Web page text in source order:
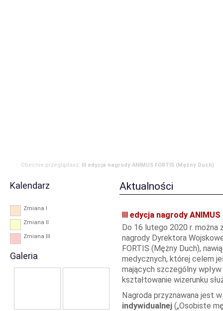
Obecnie przeglądasz: III edycja nagrody ANIMUS FORTIS (Mężny Duch)
Kalendarz
Zmiana I
Zmiana II
Zmiana III
Galeria
Aktualności
III edycja nagrody
Do 16 lutego 2020 r. można
nagrody Dyrektora
FORTIS (Mężny Duch),
medycznych, której celem
mających szczególny
kształtowanie wizerunku
Nagroda przyznawana jest
indywidualnej („Osobiste